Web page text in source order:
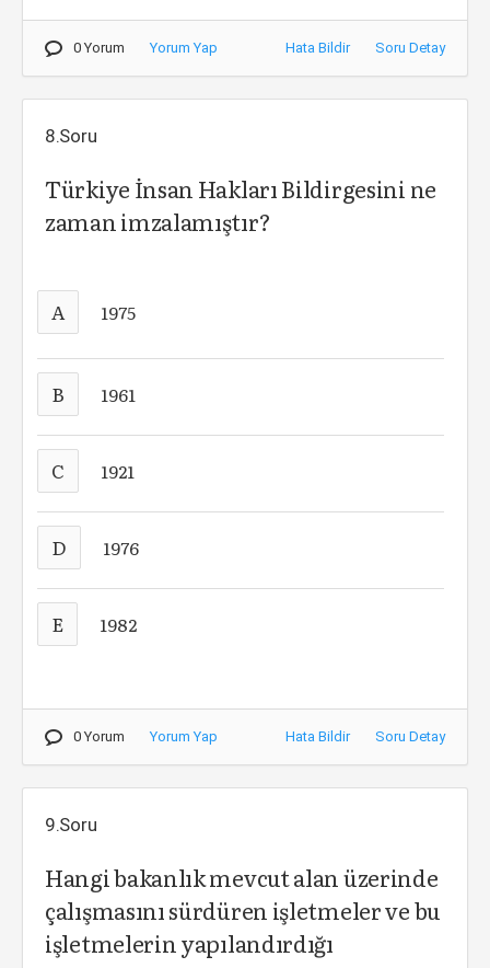
0 Yorum Yorum Yap Hata Bildir Soru Detay
8.Soru
Türkiye İnsan Hakları Bildirgesini ne
zaman imzalamıştır?
A 1975
B 1961
C 1921
D 1976
E 1982
0 Yorum Yorum Yap Hata Bildir Soru Detay
9.Soru
Hangi bakanlık mevcut alan üzerinde
çalışmasını sürdüren işletmeler ve bu
işletmelerin yapılandırdığı